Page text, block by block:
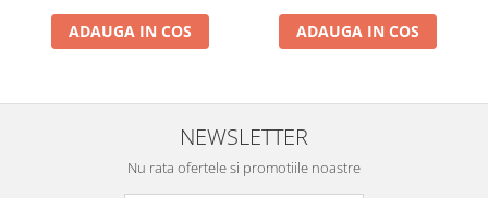
ADAUGA IN COS ADAUGA IN COS
NEWSLETTER
Nu rata ofertele si promotiile noastre